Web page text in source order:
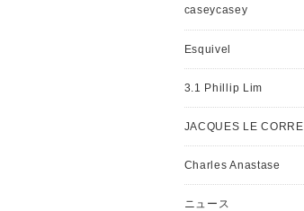
caseycasey
Esquivel
3.1 Phillip Lim
JACQUES LE CORRE
Charles Anastase
ニュース